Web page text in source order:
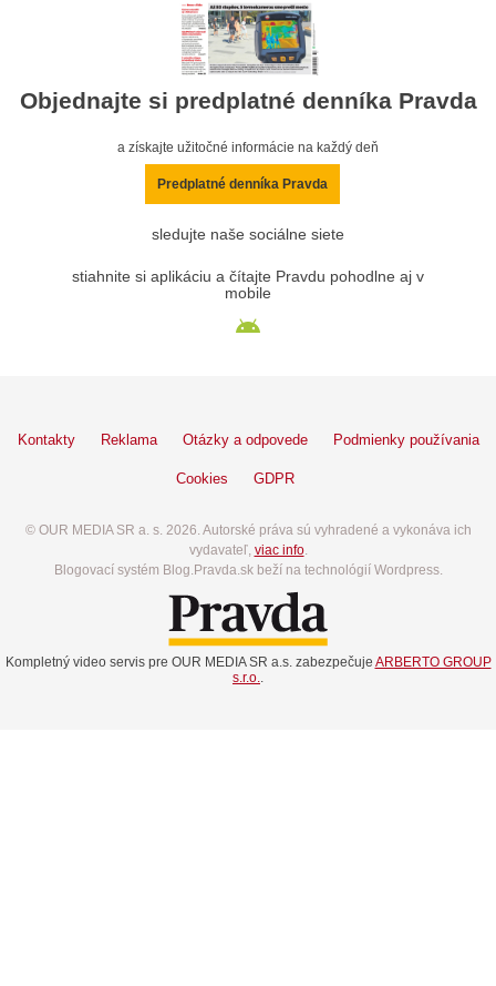
Objednajte si predplatné denníka Pravda
a získajte užitočné informácie na každý deň
Predplatné denníka Pravda
sledujte naše sociálne siete
stiahnite si aplikáciu a čítajte Pravdu pohodlne aj v
mobile
Kontakty Reklama Otázky a odpovede Podmienky používania
Cookies GDPR
© OUR MEDIA SR a. s. 2026. Autorské práva sú vyhradené a vykonáva ich
vydavateľ, viac info.
Blogovací systém Blog.Pravda.sk beží na technológií Wordpress.
Kompletný video servis pre OUR MEDIA SR a.s. zabezpečuje ARBERTO GROUP
s.r.o..